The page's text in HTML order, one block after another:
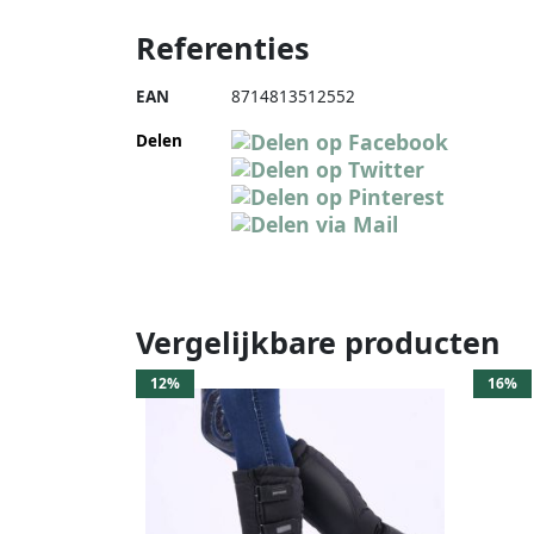
Referenties
EAN 8714813512552
Delen
Vergelijkbare producten
12% 16%